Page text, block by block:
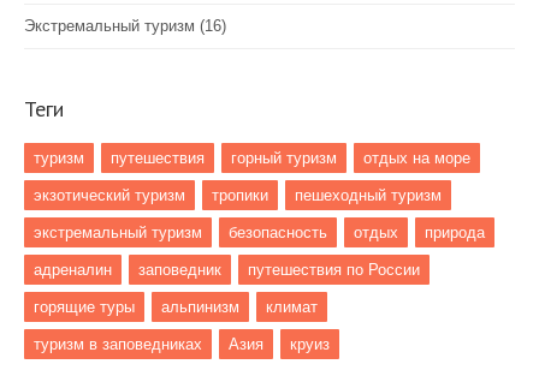
Экстремальный туризм (16)
Теги
туризм путешествия горный туризм отдых на море
экзотический туризм тропики пешеходный туризм
экстремальный туризм безопасность отдых природа
адреналин заповедник путешествия по России
горящие туры альпинизм климат
туризм в заповедниках Азия круиз